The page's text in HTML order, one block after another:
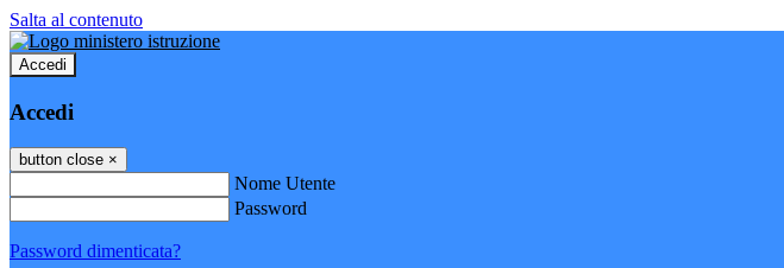
Salta al contenuto
Accedi
Accedi
button close ×
Nome Utente
Password
Password dimenticata?